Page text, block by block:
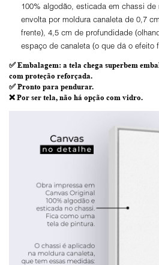
100% algodão, esticada em chassi de
envolta por moldura canaleta de 0,7
frente), 4,5 cm de profundidade
espaço de canaleta (o que dá o efeito
✅ Embalagem: a tela chega superbem
com proteção reforçada.
✅ Pronto para pendurar.
❌ Por ser tela, não há opção com vidro.